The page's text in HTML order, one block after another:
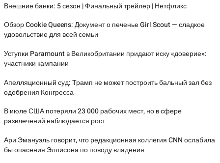
Внешние банки: 5 сезон | Финальный трейлер | Нетфликс
Обзор Cookie Queens: Документ о печенье Girl Scout — сладкое
удовольствие для всей семьи
Уступки Paramount в Великобритании придают иску «доверие»:
участники кампании
Апелляционный суд: Трамп не может построить бальный зал без
одобрения Конгресса
В июле США потеряли 23 000 рабочих мест, но в сфере
развлечений наблюдается рост
Ари Эмануэль говорит, что редакционная коллегия CNN ослабила
бы опасения Эллисона по поводу владения